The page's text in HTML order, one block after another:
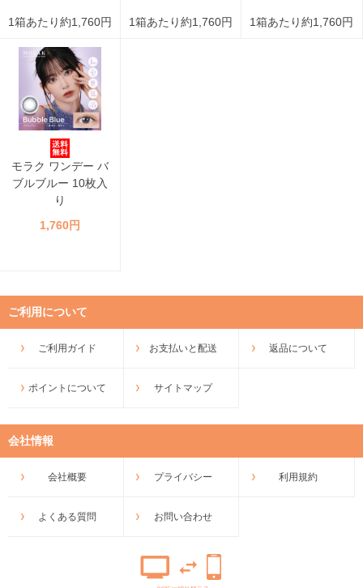
1箱あたり約1,760円 1箱あたり約1,760円 1箱あたり約1,760円
モラク ワンデー バ
ブルブルー 10枚入
り
1,760円
ご利用について
ご利用ガイド お支払いと配送 返品について
ポイントについて サイトマップ
会社情報
会社概要 プライバシー 利用規約
よくある質問 お問い合わせ